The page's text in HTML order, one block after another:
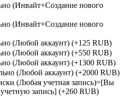
(Инвайт+Создание нового
(Инвайт+Создание нового
(Любой аккаунт) (+125 RUB)
(Любой аккаунт) (+550 RUB)
(Любой аккаунт) (+1300 RUB)
(Любой аккаунт) (+2000 RUB)
(Любая учетная запись)=[Вы
запись] (+260 RUB)